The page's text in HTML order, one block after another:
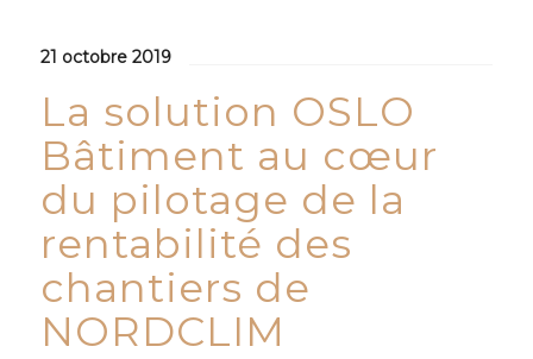
21 octobre 2019
La solution OSLO
Bâtiment au cœur
du pilotage de la
rentabilité des
chantiers de
NORDCLIM